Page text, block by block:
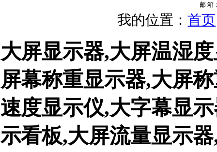
邮 箱
我的位置：首页
大屏显示器,大屏温湿
屏幕称重显示器,大屏
速度显示仪,大字幕显
示看板,大屏流量显示